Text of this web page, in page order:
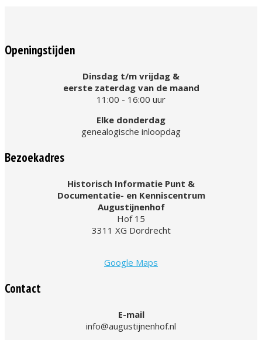
Openingstijden
Dinsdag t/m vrijdag &
eerste zaterdag van de maand
11:00 - 16:00 uur
Elke donderdag
genealogische inloopdag
Bezoekadres
Historisch Informatie Punt &
Documentatie- en Kenniscentrum
Augustijnenhof
Hof 15
3311 XG Dordrecht
Google Maps
Contact
E-mail
info@augustijnenhof.nl